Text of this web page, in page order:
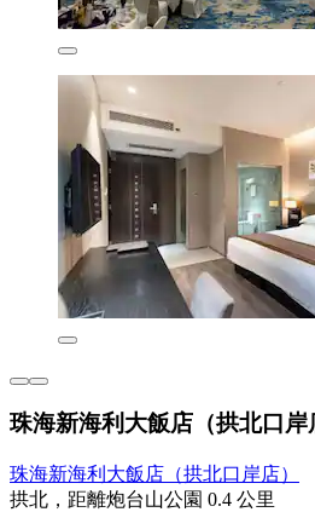
珠海新海利大飯店（拱北口岸
珠海新海利大飯店（拱北口岸店）
拱北，距離炮台山公園 0.4 公里